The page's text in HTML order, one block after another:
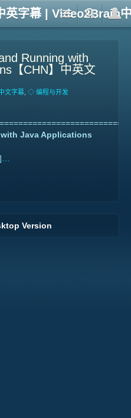
英字幕 | Video2Brain
Running with
【CHN】中英文
文字幕 ◇ 编程与开发
Java Applications
Version